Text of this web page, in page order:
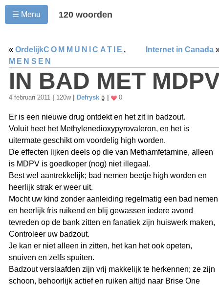
☰ Menu 120 woorden
« Ordelijk Internet in Canada
COMMUNICATIE ,
MENSEN
IN BAD MET
4 februari 2011 120w Defrysk 0
Er is een nieuwe drug ontdekt en het zit in badzout.
Voluit heet het Methylenedioxypyrovaleron, en het is
uitermate geschikt om voordelig high worden.
De effecten lijken deels op die van Methamfetamine, alleen
is MDPV is goedkoper (nog) niet illegaal.
Best wel aantrekkelijk; bad nemen beetje high worden en
heerlijk strak er weer uit.
Mocht uw kind zonder aanleiding regelmatig een bad nemen
en heerlijk fris ruikend en blij gewassen iedere avond
tevreden op de bank zitten en fanatiek zijn huiswerk maken,
Controleer uw badzout.
Je kan er niet alleen in zitten, het kan het ook opeten,
snuiven en zelfs spuiten.
Badzout verslaafden zijn vrij makkelijk te herkennen; ze zijn
schoon, behoorlijk actief en ruiken altijd naar Brise One